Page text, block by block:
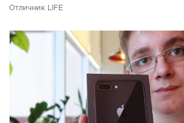
Отличник LIFE